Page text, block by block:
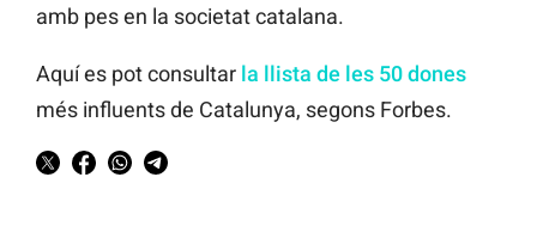
amb pes en la societat catalana.
Aquí es pot consultar la llista de les 50 dones
més influents de Catalunya, segons Forbes.